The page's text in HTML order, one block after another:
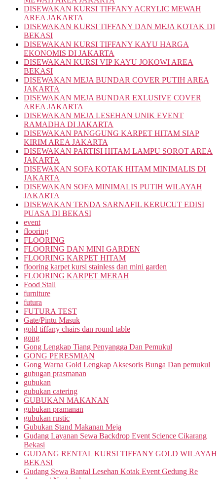
DISEWAKAN KURSI TIFFANY ACRYLIC MEWAH
AREA JAKARTA
DISEWAKAN KURSI TIFFANY DAN MEJA KOTAK DI
BEKASI
DISEWAKAN KURSI TIFFANY KAYU HARGA
EKONOMIS DI JAKARTA
DISEWAKAN KURSI VIP KAYU JOKOWI AREA
BEKASI
DISEWAKAN MEJA BUNDAR COVER PUTIH AREA
JAKARTA
DISEWAKAN MEJA BUNDAR EXLUSIVE COVER
AREA JAKARTA
DISEWAKAN MEJA LESEHAN UNIK EVENT
RAMADHA DI JAKARTA
DISEWAKAN PANGGUNG KARPET HITAM SIAP
KIRIM AREA JAKARTA
DISEWAKAN PARTISI HITAM LAMPU SOROT AREA
JAKARTA
DISEWAKAN SOFA KOTAK HITAM MINIMALIS DI
JAKARTA
DISEWAKAN SOFA MINIMALIS PUTIH WILAYAH
JAKARTA
DISEWAKAN TENDA SARNAFIL KERUCUT EDISI
PUASA DI BEKASI
event
flooring
FLOORING
FLOORING DAN MINI GARDEN
FLOORING KARPET HITAM
flooring karpet kursi stainless dan mini garden
FLOORING KARPET MERAH
Food Stall
furniture
futura
FUTURA TEST
Gate/Pintu Masuk
gold tiffany chairs dan round table
gong
Gong Lengkap Tiang Penyangga Dan Pemukul
GONG PERESMIAN
Gong Warna Gold Lengkap Aksesoris Bunga Dan pemukul
gubugan prasmanan
gubukan
gubukan catering
GUBUKAN MAKANAN
gubukan pramanan
gubukan rustic
Gubukan Stand Makanan Meja
Gudang Layanan Sewa Backdrop Event Science Cikarang
Bekasi
GUDANG RENTAL KURSI TIFFANY GOLD WILAYAH
BEKASI
Gudang Sewa Bantal Lesehan Kotak Event Gedung Re